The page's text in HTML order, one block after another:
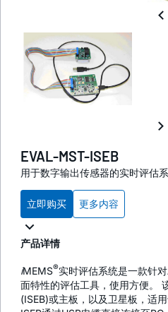
EVAL-MST-ISEB
用于数字输出传感器的实时评估
立即购买 更多内容
产品详情
iMEMS®实时评估系统是一款针
面特性的评估工具，使用方便。
(ISEB)或主板，以及卫星板，适